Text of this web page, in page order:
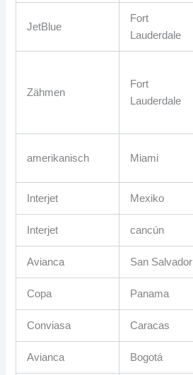
JetBlue
Fort
Lauderdale
Zähmen
Fort
Lauderdale
amerikanisch Miami
Interjet Mexiko
Interjet cancún
Avianca San Salvador
Copa Panama
Conviasa Caracas
Avianca Bogotá